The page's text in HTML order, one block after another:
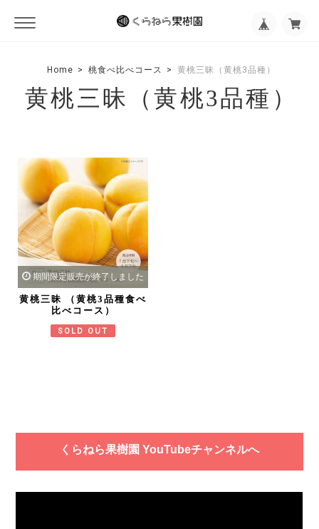
Home 桃食べ比べコース 黄桃三昧（黄桃3品種）
黄桃三昧（黄桃3品種）
期間限定販売が終了しました
黄桃三昧 （黄桃3品種食べ
比べコース）
SOLD OUT
くらねら果樹園 YouTubeチャンネルへ